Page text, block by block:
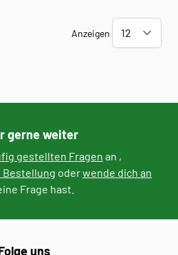
Anzeigen
gerne weiter
gestellten Fragen an ,
Bestellung oderwende dich an
Frage hast.
uns